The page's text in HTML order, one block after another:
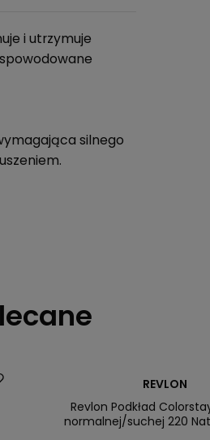
i utrzymuje
silnego
REVLON
Revlon Podkład
normalnej/suchej 220